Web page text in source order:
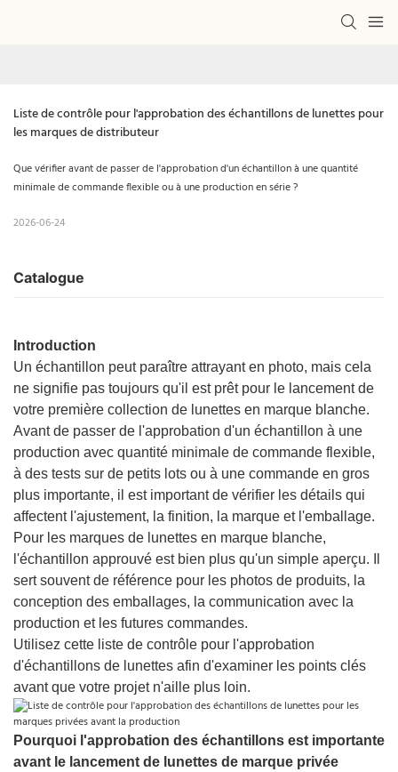
Liste de contrôle pour l'approbation des échantillons de lunettes pour
les marques de distributeur
Que vérifier avant de passer de l'approbation d'un échantillon à une quantité
minimale de commande flexible ou à une production en série ?
2026-06-24
Catalogue
Introduction
Un échantillon peut paraître attrayant en photo, mais cela
ne signifie pas toujours qu'il est prêt pour le lancement de
votre première collection de lunettes en marque blanche.
Avant de passer de l'approbation d'un échantillon à une
production avec quantité minimale de commande flexible,
à des tests sur de petits lots ou à une commande en gros
plus importante, il est important de vérifier les détails qui
affectent l'ajustement, la finition, la marque et l'emballage.
Pour les marques de lunettes en marque blanche,
l'échantillon approuvé est bien plus qu'un simple aperçu. Il
sert souvent de référence pour les photos de produits, la
conception des emballages, la communication avec la
production et les futures commandes.
Utilisez cette liste de contrôle pour l'approbation
d'échantillons de lunettes afin d'examiner les points clés
avant que votre projet n'aille plus loin.
Pourquoi l'approbation des échantillons est importante
avant le lancement de lunettes de marque privée